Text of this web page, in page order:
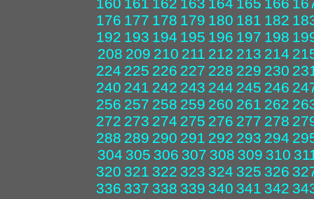
176 177 178 179 180 181 182
192 193 194 195 196 197 198
208 209 210 211 212 213 214
224 225 226 227 228 229 230
240 241 242 243 244 245 246
256 257 258 259 260 261 262
272 273 274 275 276 277 278
288 289 290 291 292 293 294
304 305 306 307 308 309 310
320 321 322 323 324 325 326
336 337 338 339 340 341 342